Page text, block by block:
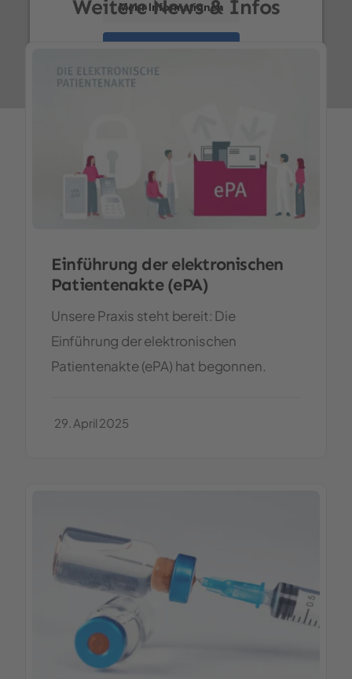
Mehr Informationen
powered byUsercentrics Consent Management
Weitere News & Infos
Einführung der elektronischen
Patientenakte (ePA)
Unsere Praxis steht bereit: Die
Einführung der elektronischen
Patientenakte (ePA) hat begonnen.
29. April 2025